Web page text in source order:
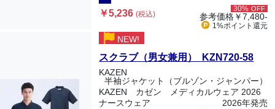
￥5,236(税込)
30% OFF
参考価格￥7,480-
1%ポイント 還元
NEW!
スクラブ（男女兼用） KZN720-58
KAZEN
半袖ジャケット（ブルゾン・ジャンパー）
KAZEN カゼン メディカルウェア 2026
ナースウェア
2026年発売